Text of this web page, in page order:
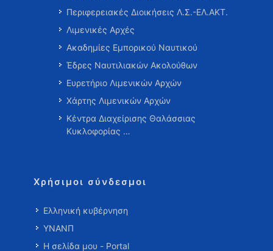
Περιφερειακές Διοικήσεις Λ.Σ.-ΕΛ.ΑΚΤ.
Λιμενικές Αρχές
Ακαδημίες Εμπορικού Ναυτικού
Έδρες Ναυτιλιακών Ακολούθων
Ευρετήριο Λιμενικών Αρχών
Χάρτης Λιμενικών Αρχών
Κέντρα Διαχείρισης Θαλάσσιας
Κυκλοφορίας …
Χρήσιμοι σύνδεσμοι
Ελληνική κυβέρνηση
ΥΝΑΝΠ
Η σελίδα μου - Portal